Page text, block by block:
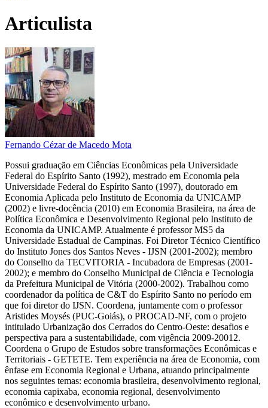
Articulista
Fernando Cézar de Macedo Mota
Possui graduação em Ciências Econômicas pela Universidade
Federal do Espírito Santo (1992), mestrado em Economia pela
Universidade Federal do Espírito Santo (1997), doutorado em
Economia Aplicada pelo Instituto de Economia da UNICAMP
(2002) e livre-docência (2010) em Economia Brasileira, na área de
Política Econômica e Desenvolvimento Regional pelo Instituto de
Economia da UNICAMP. Atualmente é professor MS5 da
Universidade Estadual de Campinas. Foi Diretor Técnico Científico
do Instituto Jones dos Santos Neves - IJSN (2001-2002); membro
do Conselho da TECVITORIA - Incubadora de Empresas (2001-
2002); e membro do Conselho Municipal de Ciência e Tecnologia
da Prefeitura Municipal de Vitória (2000-2002). Trabalhou como
coordenador da política de C&T do Espírito Santo no período em
que foi diretor do IJSN. Coordena, juntamente com o professor
Aristides Moysés (PUC-Goiás), o PROCAD-NF, com o projeto
intitulado Urbanização dos Cerrados do Centro-Oeste: desafios e
perspectiva para a sustentabilidade, com vigência 2009-20012.
Coordena o Grupo de Estudos sobre transformações Econômicas e
Territoriais - GETETE. Tem experiência na área de Economia, com
ênfase em Economia Regional e Urbana, atuando principalmente
nos seguintes temas: economia brasileira, desenvolvimento regional,
economia capixaba, economia regional, desenvolvimento
econômico e desenvolvimento urbano.